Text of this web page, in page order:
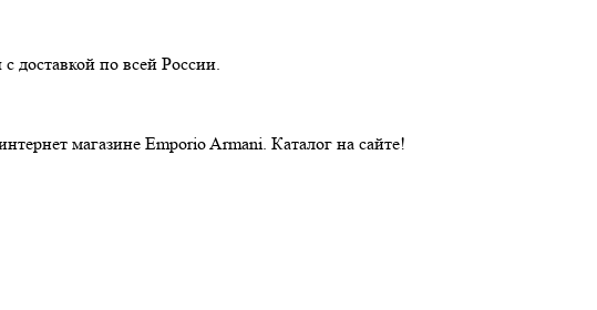
доставкой по всей России.
магазине Emporio Armani. Каталог на сайте!